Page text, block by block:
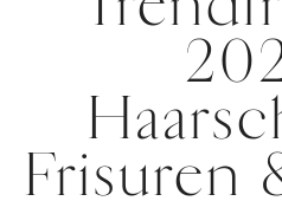
Frisuren